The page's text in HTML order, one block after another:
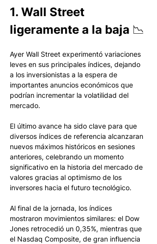
1. Wall Street
ligeramente a la baja 📉
Ayer Wall Street experimentó variaciones
leves en sus principales índices, dejando
a los inversionistas a la espera de
importantes anuncios económicos que
podrían incrementar la volatilidad del
mercado.
El último avance ha sido clave para que
diversos índices de referencia alcanzaran
nuevos máximos históricos en sesiones
anteriores, celebrando un momento
significativo en la historia del mercado de
valores gracias al optimismo de los
inversores hacia el futuro tecnológico.
Al final de la jornada, los índices
mostraron movimientos similares: el Dow
Jones retrocedió un 0,35%, mientras que
el Nasdaq Composite, de gran influencia